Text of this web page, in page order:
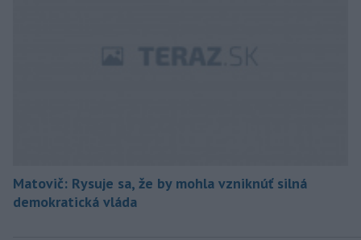
Matovič: Rysuje sa, že by mohla vzniknúť silná
demokratická vláda